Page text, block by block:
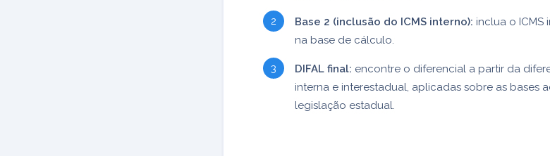
Base 2 (inclusão do ICMS interno): inclua o
na base de cálculo.
DIFAL final: encontre o diferencial a partir da
interna e interestadual, aplicadas sobre as bases
legislação estadual.